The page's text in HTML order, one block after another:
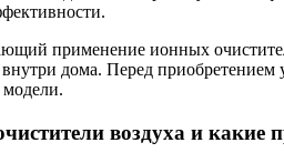
применение ионных
дома. Перед приобретением
воздуха и какие